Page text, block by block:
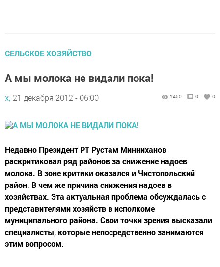
СЕЛЬСКОЕ ХОЗЯЙСТВО
А мы молока не видали пока!
х, 21 декабря 2012 - 06:00 1450 0 0
Недавно Президент РТ Рустам Минниханов
раскритиковал ряд районов за снижение надоев
молока. В зоне критики оказался и Чистопольский
район. В чем же причина снижения надоев в
хозяйствах. Эта актуальная проблема обсуждалась с
представителями хозяйств в исполкоме
муниципального района. Свои точки зрения высказали
специалисты, которые непосредственно занимаются
этим вопросом.